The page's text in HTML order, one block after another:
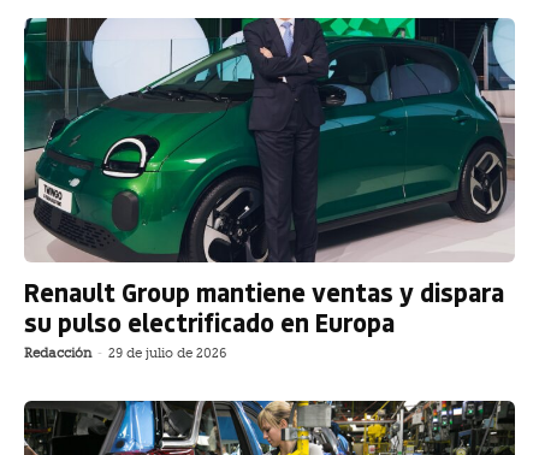
Renault Group mantiene ventas y dispara
su pulso electrificado en Europa
Redacción - 29 de julio de 2026